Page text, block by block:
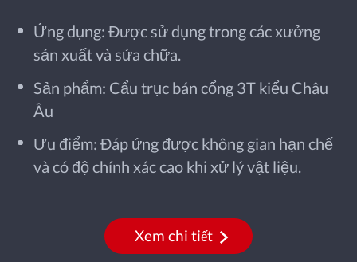
Ứng dụng: Được sử dụng trong các xưởng
sản xuất và sửa chữa.
Sản phẩm: Cẩu trục bán cổng 3T kiểu Châu
Âu
Ưu điểm: Đáp ứng được không gian hạn chế
và có độ chính xác cao khi xử lý vật liệu.
Xem chi tiết